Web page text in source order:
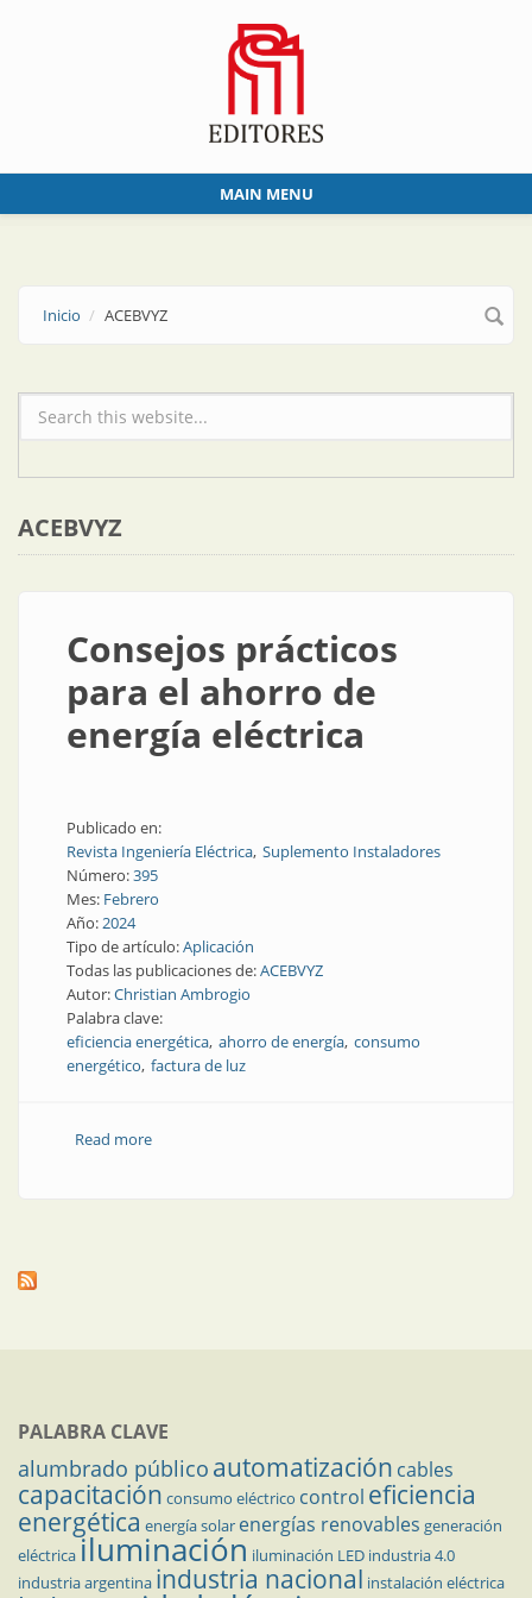
MAIN MENU
Inicio ACEBVYZ
Formulario de búsqueda
ACEBVYZ
Consejos prácticos
para el ahorro de
energía eléctrica
Publicado en:
Revista Ingeniería Eléctrica Suplemento Instaladores
Número:395
Mes: Febrero
Año:2024
Tipo de artículo:Aplicación
Todas las publicaciones de:ACEBVYZ
Autor:Christian Ambrogio
Palabra clave:
eficiencia energética ahorro de energía consumo
energético factura de luz
Read moreabout Consejos prácticos para el ahorro de energía
PALABRA CLAVE
alumbrado público automatización cables
capacitación consumo eléctrico control eficiencia
energética energía solar energías renovables generación
eléctricailuminación iluminación LED industria 4.0
industria argentina industria nacional instalación eléctrica